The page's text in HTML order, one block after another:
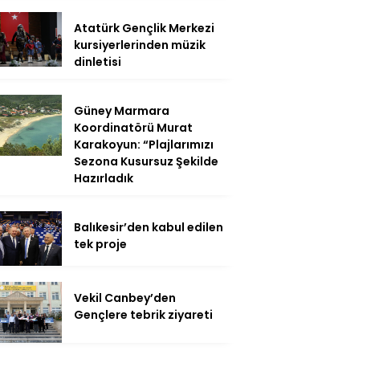
Atatürk Gençlik Merkezi
kursiyerlerinden müzik
dinletisi
Güney Marmara
Koordinatörü Murat
Karakoyun: “Plajlarımızı
Sezona Kusursuz Şekilde
Hazırladık
Balıkesir’den kabul edilen
tek proje
Vekil Canbey’den
Gençlere tebrik ziyareti